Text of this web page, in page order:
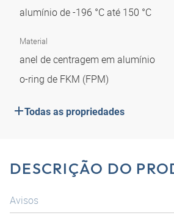
alumínio de -196 °C até 150 °C
Material
anel de centragem em alumínio
o-ring de FKM (FPM)
Todas as propriedades
DESCRIÇÃO DO
Avisos